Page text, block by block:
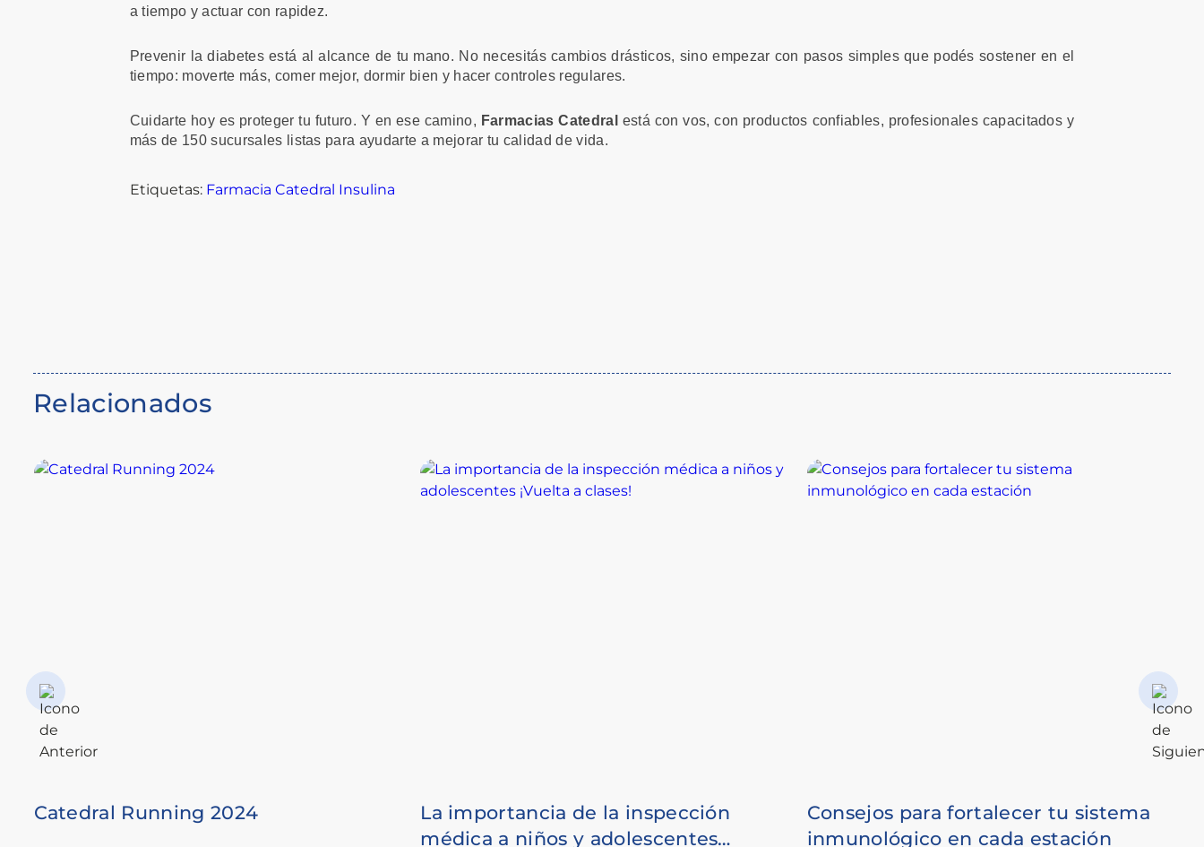
a tiempo y actuar con rapidez.
Prevenir la diabetes está al alcance de tu mano. No necesitás cambios drásticos, sino empezar con pasos simples que podés sostener en el
tiempo: moverte más, comer mejor, dormir bien y hacer controles regulares.
Cuidarte hoy es proteger tu futuro. Y en ese camino, Farmacias Catedral está con vos, con productos confiables, profesionales capacitados y
más de 150 sucursales listas para ayudarte a mejorar tu calidad de vida.
Etiquetas: Farmacia Catedral Insulina
Relacionados
Catedral Running 2024
La importancia de la inspección
médica a niños y adolescentes
Consejos para fortalecer tu sistema
inmunológico en cada estación